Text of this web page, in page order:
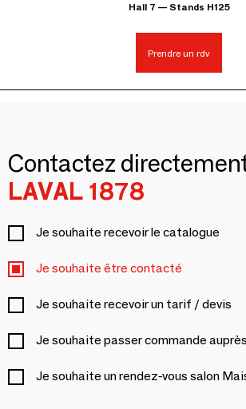
Hall 7 — Stands H125
Prendre un rdv
Contactez
LAVAL 1878
Je souhaite recevoir le catalogue
Je souhaite être contacté
Je souhaite recevoir un tarif / devis
Je souhaite passer commande
Je souhaite un rendez-vous salon